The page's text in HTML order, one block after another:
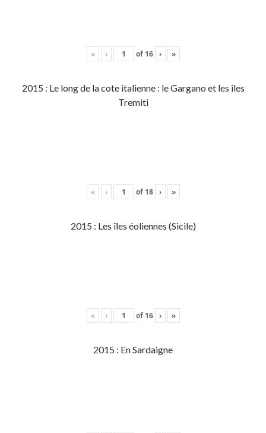
« ‹ of 16 › »
2015 : Le long de la cote italienne : le Gargano et les iles
Tremiti
« ‹ of 18 › »
2015 : Les îles éoliennes (Sicile)
« ‹ of 16 › »
2015 : En Sardaigne